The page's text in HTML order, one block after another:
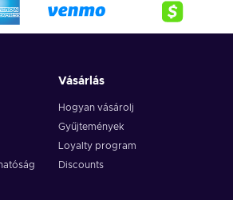
Vásárlás
Hogyan vásárolj
Gyűjtemények
Loyalty program
Discounts